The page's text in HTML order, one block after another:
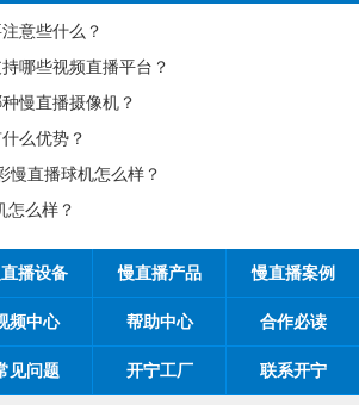
播设备 慢直播产品 慢直播案例
频中心 帮助中心 合作必读
见问题 开宁工厂 联系开宁